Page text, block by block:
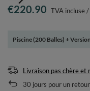
Piscine (200 Balles) +
€220.90 TVA incluse/
Livraison pas chère et
30 jours pour un